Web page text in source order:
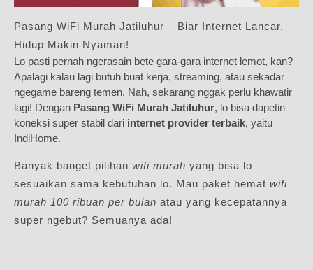
Pasang WiFi Murah Jatiluhur – Biar Internet Lancar,
Hidup Makin Nyaman!
Lo pasti pernah ngerasain bete gara-gara internet lemot, kan?
Apalagi kalau lagi butuh buat kerja, streaming, atau sekadar
ngegame bareng temen. Nah, sekarang nggak perlu khawatir
lagi! Dengan Pasang WiFi Murah Jatiluhur, lo bisa dapetin
koneksi super stabil dari internet provider terbaik, yaitu
IndiHome.
Banyak banget pilihan wifi murah yang bisa lo
sesuaikan sama kebutuhan lo. Mau paket hemat wifi
murah 100 ribuan per bulan atau yang kecepatannya
super ngebut? Semuanya ada!